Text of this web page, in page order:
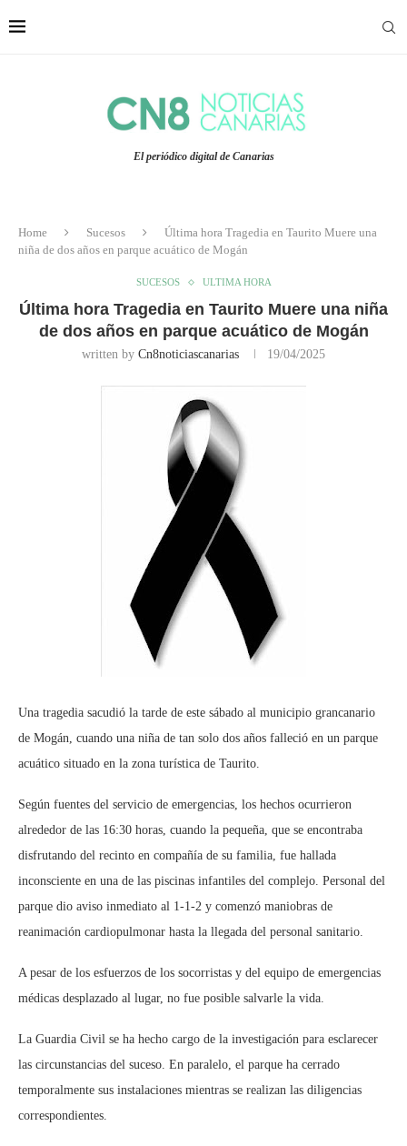
El periódico digital de Canarias
Home Sucesos
Última hora Tragedia en Taurito Muere una
niña de dos años en parque acuático de Mogán
SUCESOS ULTIMA HORA
Última hora Tragedia en Taurito Muere una niña
de dos años en parque acuático de Mogán
written by Cn8noticiascanarias 19/04/2025
Una tragedia sacudió la tarde de este sábado al municipio grancanario
de Mogán, cuando una niña de tan solo dos años falleció en un parque
acuático situado en la zona turística de Taurito.
Según fuentes del servicio de emergencias, los hechos ocurrieron
alrededor de las 16:30 horas, cuando la pequeña, que se encontraba
disfrutando del recinto en compañía de su familia, fue hallada
inconsciente en una de las piscinas infantiles del complejo. Personal del
parque dio aviso inmediato al 1-1-2 y comenzó maniobras de
reanimación cardiopulmonar hasta la llegada del personal sanitario.
A pesar de los esfuerzos de los socorristas y del equipo de emergencias
médicas desplazado al lugar, no fue posible salvarle la vida.
La Guardia Civil se ha hecho cargo de la investigación para esclarecer
las circunstancias del suceso. En paralelo, el parque ha cerrado
temporalmente sus instalaciones mientras se realizan las diligencias
correspondientes.